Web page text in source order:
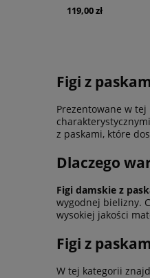
119,00 zł
Figi z
Prezentowane w tej
z paskami, które
Dlaczego
Figi damskie z
wygodnej bielizny.
wysokiej jakości
Figi z
W tej kategorii